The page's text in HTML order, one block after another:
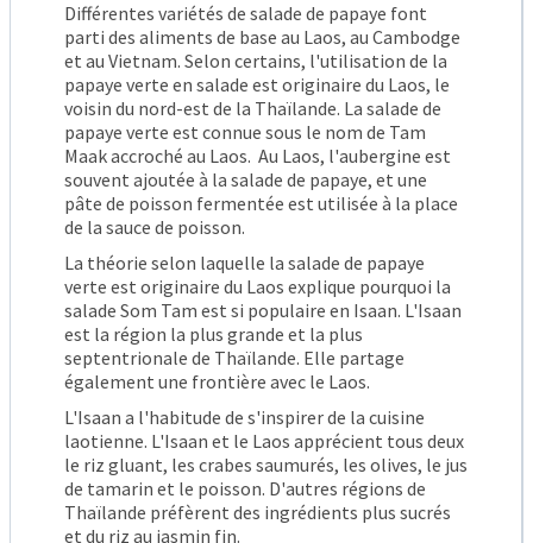
Différentes variétés de salade de papaye font
parti des aliments de base au Laos, au Cambodge
et au Vietnam. Selon certains, l'utilisation de la
papaye verte en salade est originaire du Laos, le
voisin du nord-est de la Thaïlande. La salade de
papaye verte est connue sous le nom de Tam
Maak accroché au Laos. Au Laos, l'aubergine est
souvent ajoutée à la salade de papaye, et une
pâte de poisson fermentée est utilisée à la place
de la sauce de poisson.
La théorie selon laquelle la salade de papaye
verte est originaire du Laos explique pourquoi la
salade Som Tam est si populaire en Isaan. L'Isaan
est la région la plus grande et la plus
septentrionale de Thaïlande. Elle partage
également une frontière avec le Laos.
L'Isaan a l'habitude de s'inspirer de la cuisine
laotienne. L'Isaan et le Laos apprécient tous deux
le riz gluant, les crabes saumurés, les olives, le jus
de tamarin et le poisson. D'autres régions de
Thaïlande préfèrent des ingrédients plus sucrés
et du riz au jasmin fin.